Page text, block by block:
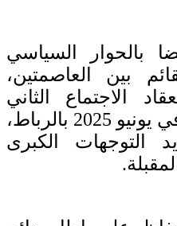
بالحوار السياسي
بين العاصمتين،
الاجتماع الثاني
للمشاورات السياسية في يونيو 2025 بالرباط،
التوجهات الكبرى